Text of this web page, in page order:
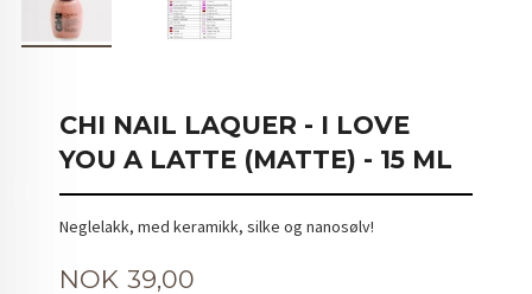
CHI NAIL LAQUER - I LOVE
YOU A LATTE (MATTE) - 15 ML
Neglelakk, med keramikk, silke og nanosølv!
Tilbud
NOK 39,00